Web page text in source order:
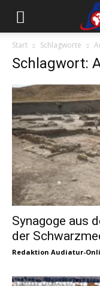
Start Schlagworte
Schlagwort:
Synagoge aus
der
Redaktion Audiatur-